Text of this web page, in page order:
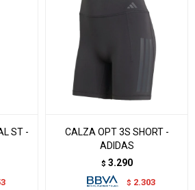
ST -
CALZA OPT 3S SHORT -
ADIDAS
$ 3.290
$ 2.303